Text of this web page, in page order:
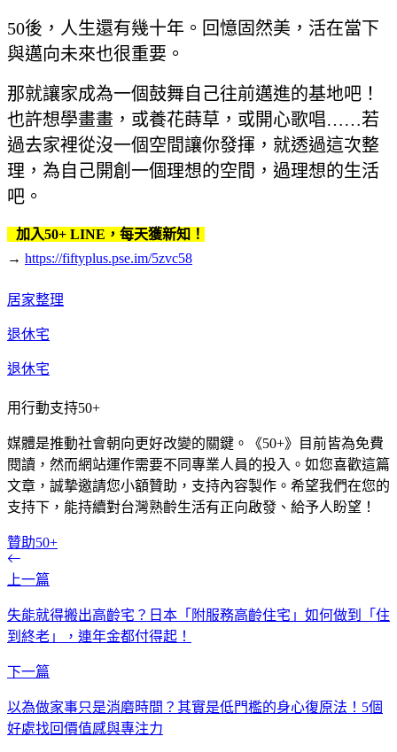
50後，人生還有幾十年。回憶固然美，活在當下
與邁向未來也很重要。
那就讓家成為一個鼓舞自己往前邁進的基地吧！
也許想學畫畫，或養花蒔草，或開心歌唱……若
過去家裡從沒一個空間讓你發揮，就透過這次整
理，為自己開創一個理想的空間，過理想的生活
吧。
加入50+ LINE，每天獲新知！
→ https://fiftyplus.pse.im/5zvc58
居家整理
退休宅
退休宅
用行動支持50+
媒體是推動社會朝向更好改變的關鍵。《50+》目前皆為免費
閱讀，然而網站運作需要不同專業人員的投入。如您喜歡這篇
文章，誠摯邀請您小額贊助，支持內容製作。希望我們在您的
支持下，能持續對台灣熟齡生活有正向啟發、給予人盼望！
贊助50+
上一篇
失能就得搬出高齡宅？日本「附服務高齡住宅」如何做到「住
到終老」，連年金都付得起！
下一篇
以為做家事只是消磨時間？其實是低門檻的身心復原法！5個
好處找回價值感與專注力